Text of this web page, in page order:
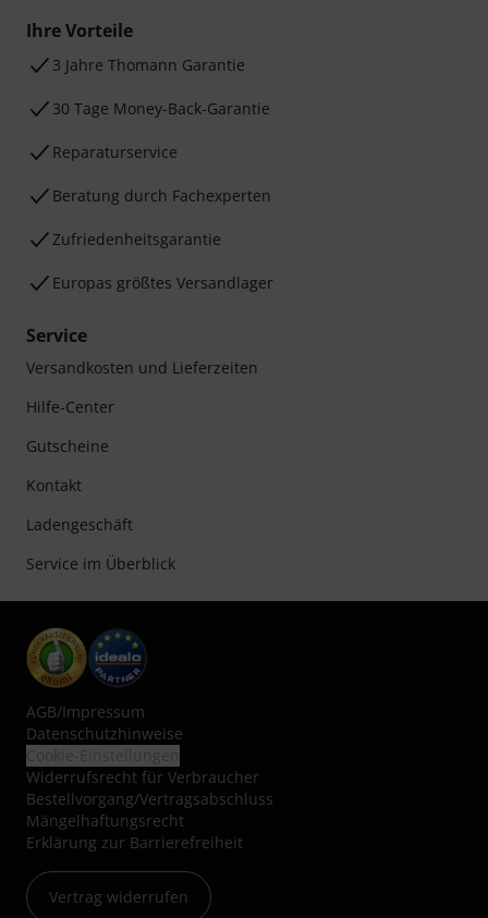
Ihre Vorteile
3 Jahre Thomann Garantie
30 Tage Money-Back-Garantie
Reparaturservice
Beratung durch Fachexperten
Zufriedenheitsgarantie
Europas größtes Versandlager
Service
Versandkosten und Lieferzeiten
Hilfe-Center
Gutscheine
Kontakt
Ladengeschäft
Service im Überblick
AGB/Impressum
Datenschutzhinweise
Widerrufsrecht für Verbraucher
Bestellvorgang/Vertragsabschluss
Mängelhaftungsrecht
Erklärung zur Barrierefreiheit
Vertrag widerrufen